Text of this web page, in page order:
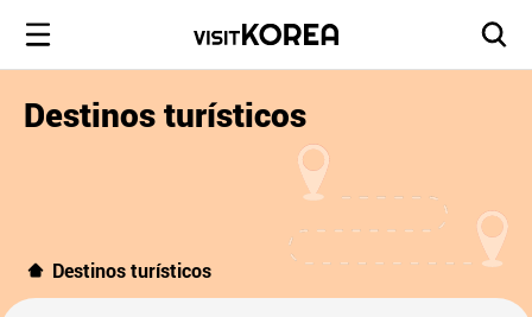
Destinos turísticos
Destinos turísticos